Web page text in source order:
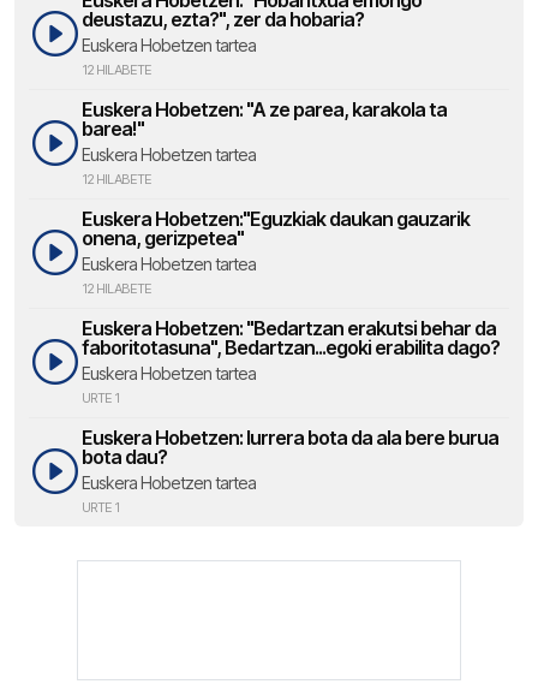
deustazu, ezta?", zer da hobaria?
Euskera Hobetzen tartea
12 HILABETE
Euskera Hobetzen: "A ze parea, karakola ta
barea!"
Euskera Hobetzen tartea
12 HILABETE
Euskera Hobetzen:"Eguzkiak daukan gauzarik
onena, gerizpetea"
Euskera Hobetzen tartea
12 HILABETE
Euskera Hobetzen: "Bedartzan erakutsi behar da
faboritotasuna", Bedartzan...egoki erabilita dago?
Euskera Hobetzen tartea
URTE 1
Euskera Hobetzen: lurrera bota da ala bere burua
bota dau?
Euskera Hobetzen tartea
URTE 1